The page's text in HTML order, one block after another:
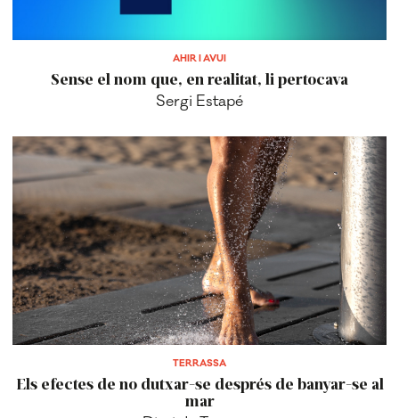
Sergi Estapé
TERRASSA
Els efectes de no dutxar-se després de banyar-se al
mar
Diari de Terrassa